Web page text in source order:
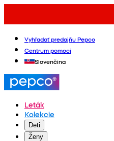
Vyhľadať predajňu Pepco
Centrum pomoci
Slovenčina
Leták
Kolekcie
Deti
Ženy